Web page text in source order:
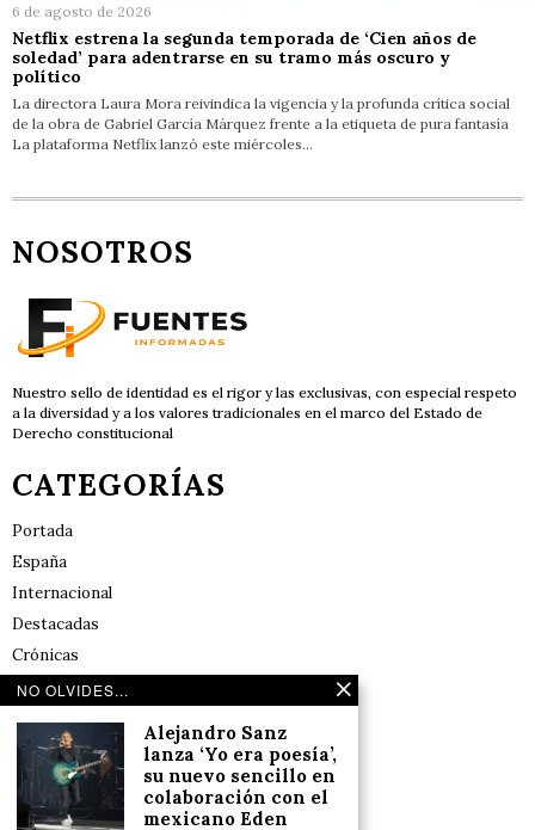
6 de agosto de 2026
Netflix estrena la segunda temporada de ‘Cien años de
soledad’ para adentrarse en su tramo más oscuro y
político
La directora Laura Mora reivindica la vigencia y la profunda crítica social
de la obra de Gabriel García Márquez frente a la etiqueta de pura fantasía
La plataforma Netflix lanzó este miércoles…
NOSOTROS
Nuestro sello de identidad es el rigor y las exclusivas, con especial respeto
a la diversidad y a los valores tradicionales en el marco del Estado de
Derecho constitucional
CATEGORÍAS
Portada
España
Internacional
Destacadas
Crónicas
Noticias de deportes en España
Salud y Bienestar
Reflexiones
LINKS
NO OLVIDES...
Alejandro Sanz
lanza ‘Yo era poesía’,
su nuevo sencillo en
colaboración con el
mexicano Eden